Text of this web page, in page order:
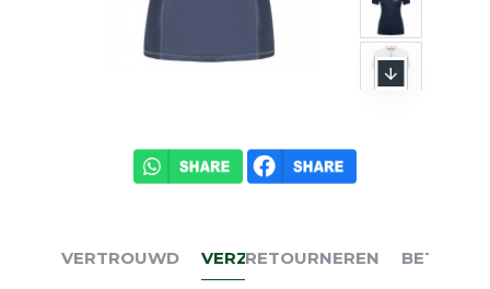
VERTROUWD VERZENDEN
RETOURNEREN BETALEN